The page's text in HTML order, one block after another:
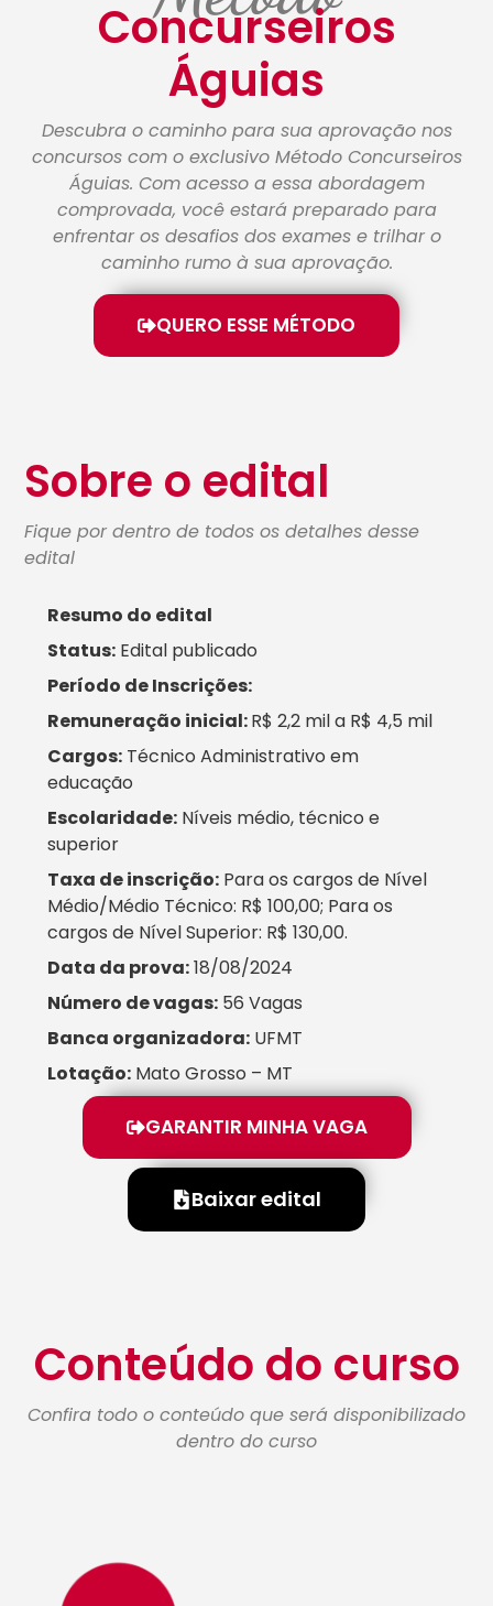
Concurseiros
Águias
Descubra o caminho para sua aprovação nos
concursos com o exclusivo Método Concurseiros
Águias. Com acesso a essa abordagem
comprovada, você estará preparado para
enfrentar os desafios dos exames e trilhar o
caminho rumo à sua aprovação.
QUERO ESSE MÉTODO
Sobre o edital
Fique por dentro de todos os detalhes desse
edital
Resumo do edital
Status:Edital publicado
Período de Inscrições:
Remuneração inicial:R$ 2,2 mil a R$ 4,5 mil
Cargos:Técnico Administrativo em
educação
Escolaridade:Níveis médio, técnico e
superior
Taxa de inscrição:Para os cargos de Nível
Médio/Médio Técnico: R$ 100,00; Para os
cargos de Nível Superior: R$ 130,00.
Data da prova:18/08/2024
Número de vagas:56 Vagas
Banca organizadora:UFMT
Lotação:Mato Grosso – MT
GARANTIR MINHA VAGA
Baixar edital
Conteúdo do curso
Confira todo o conteúdo que será disponibilizado
dentro do curso